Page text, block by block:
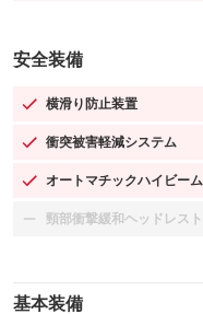
安全装備
横滑り防止装置
：装備あり
衝突被害軽減システム
：装備あり
オートマチックハイビーム
：装備あり
頸部衝撃緩和ヘッドレスト
：装備なし
基本装備